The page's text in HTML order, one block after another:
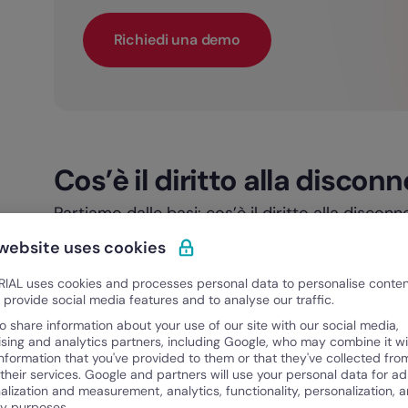
Richiedi una demo
Cos’è il diritto alla
Partiamo dalle basi: cos’è il diritto alla
Questa espressione si riferisce in breve al
disconnettersi dal lavoro e di non ricevere
chiamata, o messaggioal di fuori del
A volte nei luoghi di lavoro, infatti, possono
riguardo al controllo delle e-mail a casa,
soprattutto da parte di manager e
uses cookies
uses cookies and processes personal data to personalise
provide social media features and to analyse our traffic.
share information about your use of our site with our social media,
and analytics partners, including Google, who may combine it
that you've provided to them or that they've collected
services. Google and partners will use your personal data for ad
and measurement, analytics, functionality, personalization,